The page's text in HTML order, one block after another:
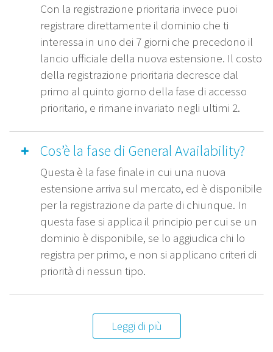
Con la registrazione prioritaria invece puoi
registrare direttamente il dominio che ti
interessa in uno dei 7 giorni che precedono il
lancio ufficiale della nuova estensione. Il costo
della registrazione prioritaria decresce dal
primo al quinto giorno della fase di accesso
prioritario, e rimane invariato negli ultimi 2.
Cos’è la fase di General Availability?
Questa è la fase finale in cui una nuova
estensione arriva sul mercato, ed è disponibile
per la registrazione da parte di chiunque. In
questa fase si applica il principio per cui se un
dominio è disponibile, se lo aggiudica chi lo
registra per primo, e non si applicano criteri di
priorità di nessun tipo.
Leggi di più